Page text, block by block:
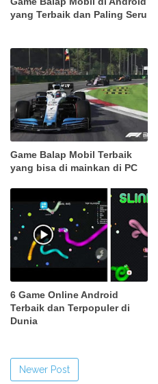
yang Terbaik dan Paling Seru
Game Balap Mobil Terbaik
yang bisa di mainkan di PC
6 Game Online Android
Terbaik dan Terpopuler di
Dunia
Newer Post